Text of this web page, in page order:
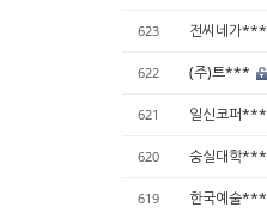
623 전씨네가***
622 (주)트***
621 일신코퍼***
620 숭실대학***
619 한국예술***